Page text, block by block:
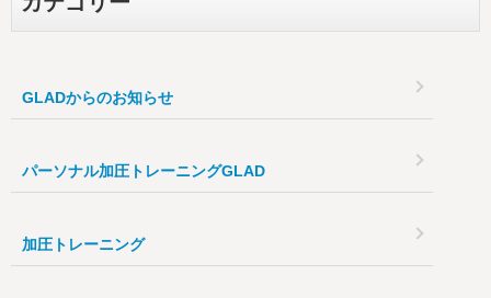
GLADからのお知らせ
パーソナル加圧トレーニングGLAD
加圧トレーニング